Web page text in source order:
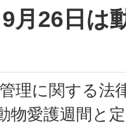
月26日は
理に関する法
物愛護週間と